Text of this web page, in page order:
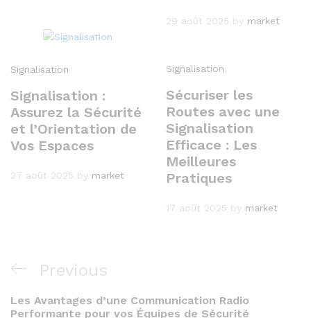
29 août 2025 by market
Signalisation
Signalisation :
Assurez la Sécurité
et l’Orientation de
Vos Espaces
27 août 2025 by market
Signalisation
Sécuriser les
Routes avec une
Signalisation
Efficace : Les
Meilleures
Pratiques
17 août 2025 by market
Navigation
de
Previous
Post
Previous
Les Avantages d’une Communication Radio
Performante pour vos Équipes de Sécurité